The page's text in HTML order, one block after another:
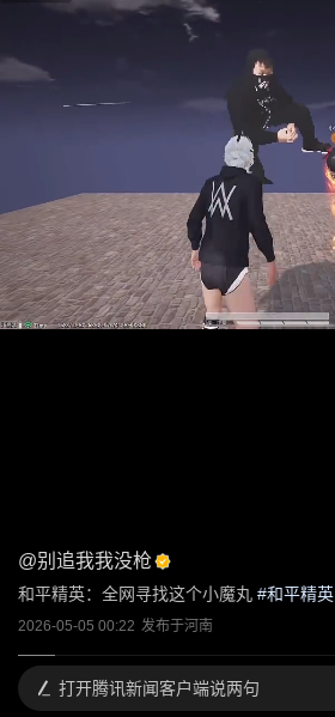
@别追我我没枪
和平精英：全网寻找这个小魔丸 #和平精英
2026-05-05 00:22 发布于河南
打开腾讯新闻客户端说两句